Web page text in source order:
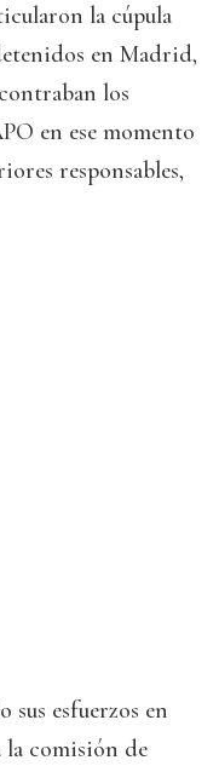
la cúpula
en Madrid,
los
en ese momento
responsables,
sus esfuerzos en
la comisión de